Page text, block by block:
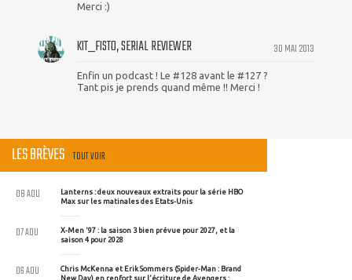
Merci :)
30 MAI 2013
KIT_FISTO, SERIAL REVIEWER
Enfin un podcast ! Le #128 avant le #127 ?
Tant pis je prends quand même !! Merci !
LES BRÈVES TOUT VOIR
Lanterns : deux nouveaux extraits pour la série HBO
Max sur les matinales des Etats-Unis
08 AOU
X-Men '97 : la saison 3 bien prévue pour 2027, et la
saison 4 pour 2028
07 AOU
Chris McKenna et Erik Sommers (Spider-Man : Brand
New Day) en renfort sur l'écriture de Avengers :
06 AOU